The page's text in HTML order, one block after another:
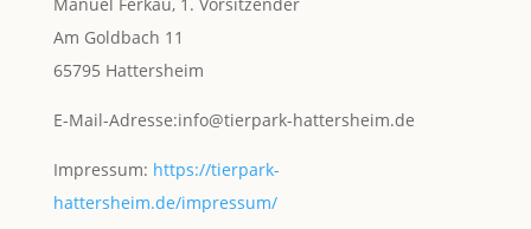
Am Goldbach 11
65795 Hattersheim
E-Mail-Adresse:info@tierpark-hattersheim.de
Impressum: https://tierpark-
hattersheim.de/impressum/